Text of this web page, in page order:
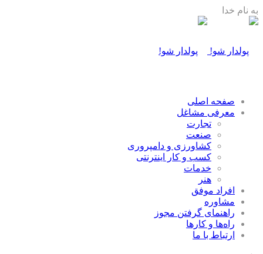
به نام خدا
صفحه اصلی
معرفی مشاغل
تجارت
صنعت
كشاورزی و دامپروری
كسب و كار اينترنتی
خدمات
هنر
افراد موفق
مشاوره
راهنمای گرفتن مجوز
راه‌ها و كارها
ارتباط با ما